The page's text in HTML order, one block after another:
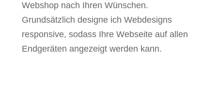
Webshop nach Ihren Wünschen.
Grundsätzlich designe ich Webdesigns
responsive, sodass Ihre Webseite auf allen
Endgeräten angezeigt werden kann.